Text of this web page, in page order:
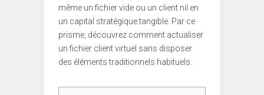
même un fichier vide ou un client nil en
un capital stratégique tangible. Par ce
prisme, découvrez comment actualiser
un fichier client virtuel sans disposer
des éléments traditionnels habituels.